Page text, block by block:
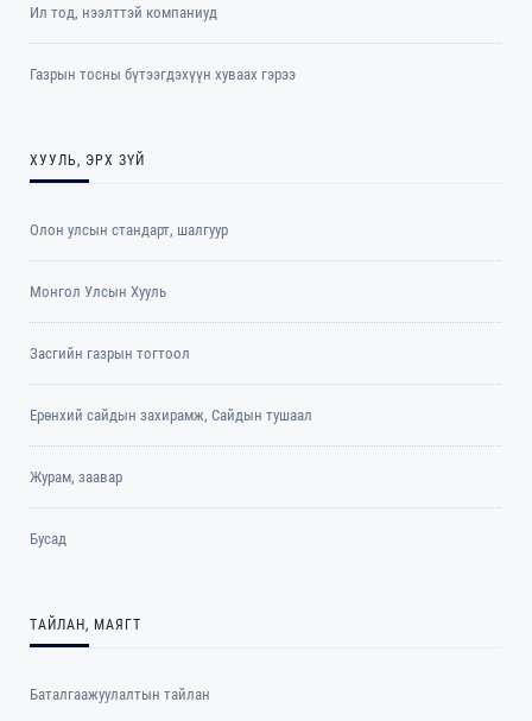
Ил тод, нээлттэй компаниуд
Газрын тосны бүтээгдэхүүн хуваах гэрээ
ХУУЛЬ, ЭРХ ЗҮЙ
Олон улсын стандарт, шалгуур
Монгол Улсын Хууль
Засгийн газрын тогтоол
Ерөнхий сайдын захирамж, Сайдын тушаал
Журам, заавар
Бусад
ТАЙЛАН, МАЯГТ
Баталгаажуулалтын тайлан